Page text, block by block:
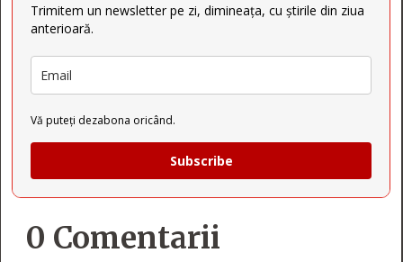
Trimitem un newsletter pe zi, dimineața, cu știrile din ziua
anterioară.
Vă puteți dezabona oricând.
Subscribe
0 Comentarii